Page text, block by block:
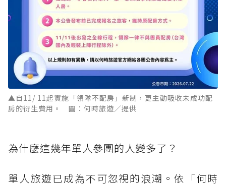
▲自11/ 11起實施「領隊不配房」新制，更主動吸收未成功配
房的衍生費用。 圖：何時旅遊／提供
為什麼這幾年單人參團的人變多了？
單人旅遊已成為不可忽視的浪潮。依「何時